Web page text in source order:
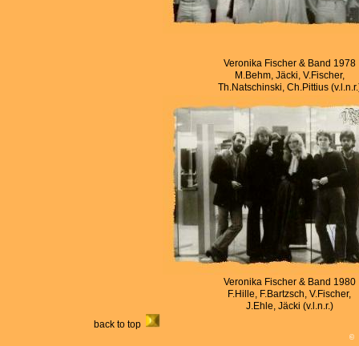
Veronika Fischer & Band 1978
M.Behm, Jäcki, V.Fischer,
Th.Natschinski, Ch.Pittius
Veronika Fischer & Band 1980
F.Hille, F.Bartzsch, V.Fischer,
J.Ehle, Jäcki (v.l.n.r.)
back to top
©